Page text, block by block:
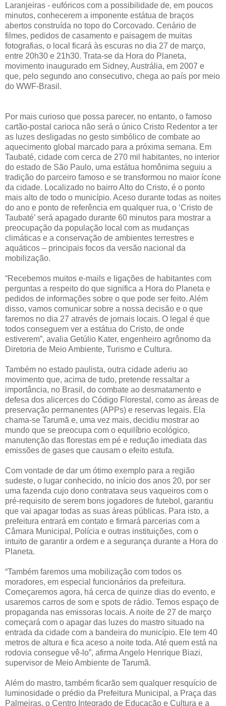
Laranjeiras - eufóricos com a possibilidade de, em poucos
minutos, conhecerem a imponente estátua de braços
abertos construída no topo do Corcovado. Cenário de
filmes, pedidos de casamento e paisagem de muitas
fotografias, o local ficará às escuras no dia 27 de março,
entre 20h30 e 21h30. Trata-se da Hora do Planeta,
movimento inaugurado em Sidney, Austrália, em 2007 e
que, pelo segundo ano consecutivo, chega ao país por meio
do WWF-Brasil.
Por mais curioso que possa parecer, no entanto, o famoso
cartão-postal carioca não será o único Cristo Redentor a ter
as luzes desligadas no gesto simbólico de combate ao
aquecimento global marcado para a próxima semana. Em
Taubaté, cidade com cerca de 270 mil habitantes, no interior
do estado de São Paulo, uma estátua homônima seguiu a
tradição do parceiro famoso e se transformou no maior ícone
da cidade. Localizado no bairro Alto do Cristo, é o ponto
mais alto de todo o município. Aceso durante todas as noites
do ano e ponto de referência em qualquer rua, o ‘Cristo de
Taubaté’ será apagado durante 60 minutos para mostrar a
preocupação da população local com as mudanças
climáticas e a conservação de ambientes terrestres e
aquáticos – principais focos da versão nacional da
mobilização.
“Recebemos muitos e-mails e ligações de habitantes com
perguntas a respeito do que significa a Hora do Planeta e
pedidos de informações sobre o que pode ser feito. Além
disso, vamos comunicar sobre a nossa decisão e o que
faremos no dia 27 através de jornais locais. O legal é que
todos conseguem ver a estátua do Cristo, de onde
estiverem”, avalia Getúlio Kater, engenheiro agrônomo da
Diretoria de Meio Ambiente, Turismo e Cultura.
Também no estado paulista, outra cidade aderiu ao
movimento que, acima de tudo, pretende ressaltar a
importância, no Brasil, do combate ao desmatamento e
defesa dos alicerces do Código Florestal, como as áreas de
preservação permanentes (APPs) e reservas legais. Ela
chama-se Tarumã e, uma vez mais, decidiu mostrar ao
mundo que se preocupa com o equilíbrio ecológico,
manutenção das florestas em pé e redução imediata das
emissões de gases que causam o efeito estufa.
Com vontade de dar um ótimo exemplo para a região
sudeste, o lugar conhecido, no início dos anos 20, por ser
uma fazenda cujo dono contratava seus vaqueiros com o
pré-requisito de serem bons jogadores de futebol, garantiu
que vai apagar todas as suas áreas públicas. Para isto, a
prefeitura entrará em contato e firmará parcerias com a
Câmara Municipal, Polícia e outras instituições, com o
intuito de garantir a ordem e a segurança durante a Hora do
Planeta.
“Também faremos uma mobilização com todos os
moradores, em especial funcionários da prefeitura.
Começaremos agora, há cerca de quinze dias do evento, e
usaremos carros de som e spots de rádio. Temos espaço de
propaganda nas emissoras locais. A noite de 27 de março
começará com o apagar das luzes do mastro situado na
entrada da cidade com a bandeira do município. Ele tem 40
metros de altura e fica aceso a noite toda. Até quem está na
rodovia consegue vê-lo”, afirma Angelo Henrique Biazi,
supervisor de Meio Ambiente de Tarumã.
Além do mastro, também ficarão sem qualquer resquício de
luminosidade o prédio da Prefeitura Municipal, a Praça das
Palmeiras, o Centro Integrado de Educação e Cultura e a